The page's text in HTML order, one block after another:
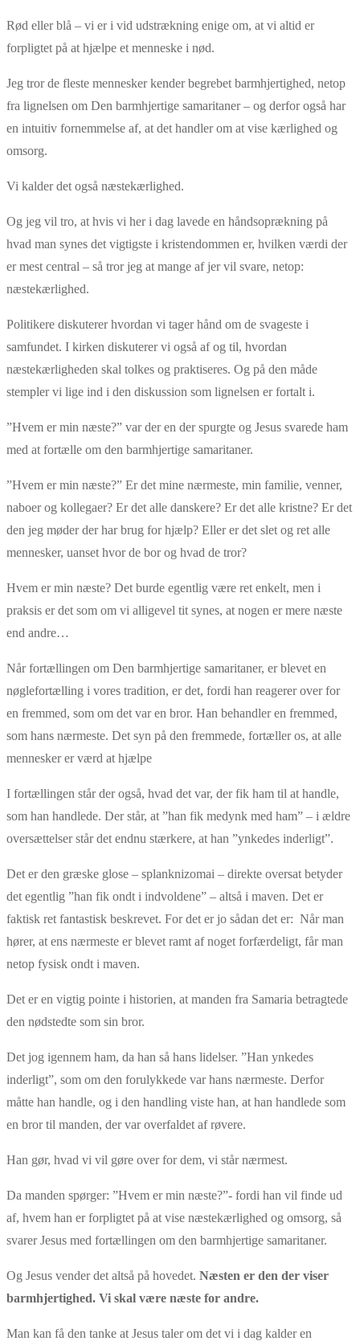
Rød eller blå – vi er i vid udstrækning enige om, at vi altid er
forpligtet på at hjælpe et menneske i nød.
Jeg tror de fleste mennesker kender begrebet barmhjertighed, netop
fra lignelsen om Den barmhjertige samaritaner – og derfor også har
en intuitiv fornemmelse af, at det handler om at vise kærlighed og
omsorg.
Vi kalder det også næstekærlighed.
Og jeg vil tro, at hvis vi her i dag lavede en håndsoprækning på
hvad man synes det vigtigste i kristendommen er, hvilken værdi der
er mest central – så tror jeg at mange af jer vil svare, netop:
næstekærlighed.
Politikere diskuterer hvordan vi tager hånd om de svageste i
samfundet. I kirken diskuterer vi også af og til, hvordan
næstekærligheden skal tolkes og praktiseres. Og på den måde
stempler vi lige ind i den diskussion som lignelsen er fortalt i.
”Hvem er min næste?” var der en der spurgte og Jesus svarede ham
med at fortælle om den barmhjertige samaritaner.
”Hvem er min næste?” Er det mine nærmeste, min familie, venner,
naboer og kollegaer? Er det alle danskere? Er det alle kristne? Er det
den jeg møder der har brug for hjælp? Eller er det slet og ret alle
mennesker, uanset hvor de bor og hvad de tror?
Hvem er min næste? Det burde egentlig være ret enkelt, men i
praksis er det som om vi alligevel tit synes, at nogen er mere næste
end andre…
Når fortællingen om Den barmhjertige samaritaner, er blevet en
nøglefortælling i vores tradition, er det, fordi han reagerer over for
en fremmed, som om det var en bror. Han behandler en fremmed,
som hans nærmeste. Det syn på den fremmede, fortæller os, at alle
mennesker er værd at hjælpe
I fortællingen står der også, hvad det var, der fik ham til at handle,
som han handlede. Der står, at ”han fik medynk med ham” – i ældre
oversættelser står det endnu stærkere, at han ”ynkedes inderligt”.
Det er den græske glose – splanknizomai – direkte oversat betyder
det egentlig ”han fik ondt i indvoldene” – altså i maven. Det er
faktisk ret fantastisk beskrevet. For det er jo sådan det er: Når man
hører, at ens nærmeste er blevet ramt af noget forfærdeligt, får man
netop fysisk ondt i maven.
Det er en vigtig pointe i historien, at manden fra Samaria betragtede
den nødstedte som sin bror.
Det jog igennem ham, da han så hans lidelser. ”Han ynkedes
inderligt”, som om den forulykkede var hans nærmeste. Derfor
måtte han handle, og i den handling viste han, at han handlede som
en bror til manden, der var overfaldet af røvere.
Han gør, hvad vi vil gøre over for dem, vi står nærmest.
Da manden spørger: ”Hvem er min næste?”- fordi han vil finde ud
af, hvem han er forpligtet på at vise næstekærlighed og omsorg, så
svarer Jesus med fortællingen om den barmhjertige samaritaner.
Og Jesus vender det altså på hovedet. Næsten er den der viser
barmhjertighed. Vi skal være næste for andre.
Man kan få den tanke at Jesus taler om det vi i dag kalder en